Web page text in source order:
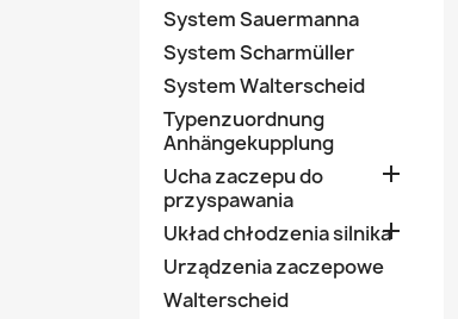
System Sauermanna
System Scharmüller
System Walterscheid
Typenzuordnung
Anhängekupplung
Ucha zaczepu do
przyspawania

Układ chłodzenia silnika

Urządzenia zaczepowe
Walterscheid